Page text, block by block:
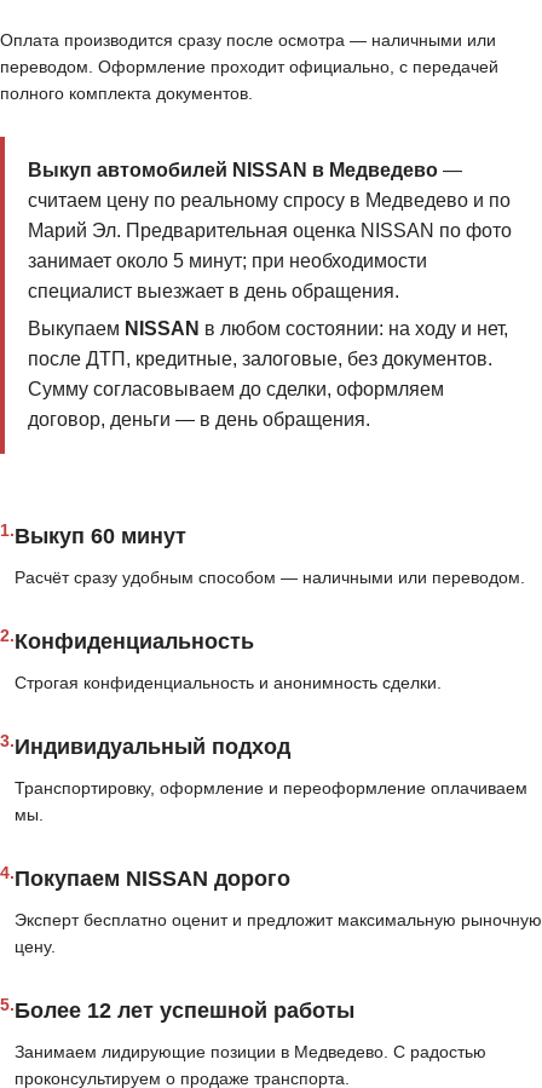
Оплата производится сразу после осмотра — наличными или
переводом. Оформление проходит официально, с передачей
полного комплекта документов.
Выкуп автомобилей NISSAN в Медведево—
считаем цену по реальному спросу в Медведево и по
Марий Эл. Предварительная оценка NISSAN по фото
занимает около 5 минут; при необходимости
специалист выезжает в день обращения.
Выкупаем NISSAN в любом состоянии: на ходу и нет,
после ДТП, кредитные, залоговые, без документов.
Сумму согласовываем до сделки, оформляем
договор, деньги — в день обращения.
1.Выкуп 60 минут
Расчёт сразу удобным способом — наличными или переводом.
2.Конфиденциальность
Строгая конфиденциальность и анонимность сделки.
3.Индивидуальный подход
Транспортировку, оформление и переоформление оплачиваем
мы.
4.Покупаем NISSAN дорого
Эксперт бесплатно оценит и предложит максимальную рыночную
цену.
5.Более 12 лет успешной работы
Занимаем лидирующие позиции в Медведево. С радостью
проконсультируем о продаже транспорта.